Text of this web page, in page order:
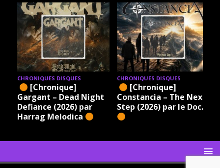
CHRONIQUES DISQUES
[Chronique]
Gargant – Dead Night
Defiance (2026) par
Harrag Melodica
CHRONIQUES DISQUES
[Chronique]
Constancia – The Next
Step (2026) par le Doc.